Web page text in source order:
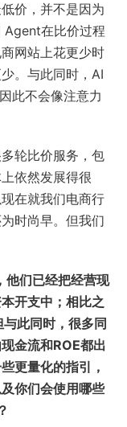
价，并不是因为
Agent在比价过程
网站上花更少时
。与此同时，AI
此不会像注意力
轮比价服务，包
依然发展得很
在就我们电商行
时尚早。但我们
他们已经把经营现
开支中；相比之
此同时，很多同
金流和ROE都出
更量化的指引，
你们会使用哪些